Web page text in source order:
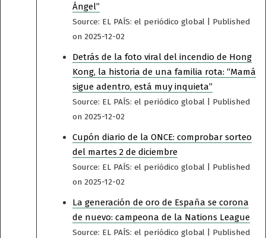
Ángel”
Source: EL PAÍS: el periódico global
Published
on 2025-12-02
Detrás de la foto viral del incendio de Hong
Kong, la historia de una familia rota: “Mamá
sigue adentro, está muy inquieta”
Source: EL PAÍS: el periódico global
Published
on 2025-12-02
Cupón diario de la ONCE: comprobar sorteo
del martes 2 de diciembre
Source: EL PAÍS: el periódico global
Published
on 2025-12-02
La generación de oro de España se corona
de nuevo: campeona de la Nations League
Source: EL PAÍS: el periódico global
Published